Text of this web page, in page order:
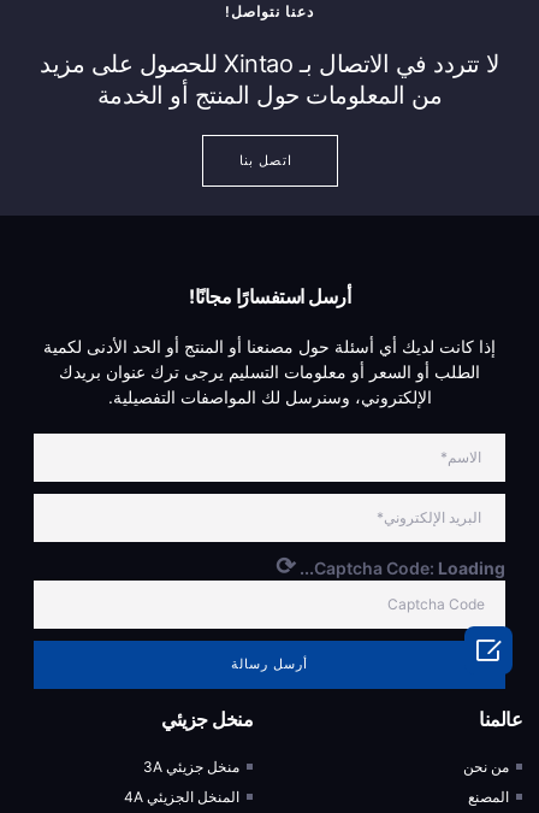
دعنا نتواصل!
لا تتردد في الاتصال بـ Xintao للحصول على مزيد
من المعلومات حول المنتج أو الخدمة
اتصل بنا
أرسل استفسارًا مجانًا!
إذا كانت لديك أي أسئلة حول مصنعنا أو المنتج أو الحد الأدنى لكمية
الطلب أو السعر أو معلومات التسليم يرجى ترك عنوان بريدك
الإلكتروني، وسنرسل لك المواصفات التفصيلية.
Captcha Code: Loading...
⟳
أرسل رسالة
عالمنا
من نحن
المصنع
منخل جزيئي
منخل جزيئي 3A
المنخل الجزيئي 4A
